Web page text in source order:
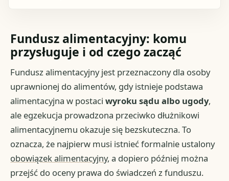
Fundusz alimentacyjny: komu
przysługuje i od czego zacząć
Fundusz alimentacyjny jest przeznaczony dla osoby
uprawnionej do alimentów, gdy istnieje podstawa
alimentacyjna w postaciwyroku sądu albo ugody,
ale egzekucja prowadzona przeciwko dłużnikowi
alimentacyjnemu okazuje się bezskuteczna. To
oznacza, że najpierw musi istnieć formalnie ustalony
obowiązek alimentacyjny, a dopiero później można
przejść do oceny prawa do świadczeń z funduszu.